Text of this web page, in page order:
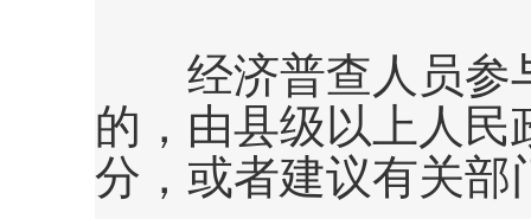
经济普查人员参
的，由县级以上人
分，或者建议有关部